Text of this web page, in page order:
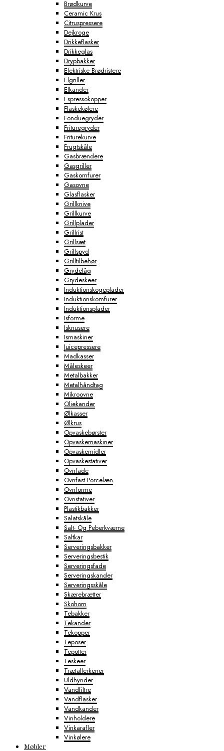
Brødkurve
Ceramic Krus
Citruspressere
Dejkroge
Drikkeflasker
Drikkeglas
Drypbakker
Elektriske Brødristere
Elgriller
Elkander
Espressokopper
Flaskekølere
Fonduegryder
Frituregryder
Friturekurve
Frugtskåle
Gasbrændere
Gasgriller
Gaskomfurer
Gasovne
Glasflasker
Grillknive
Grillkurve
Grillplader
Grillrist
Grillsæt
Grillspyd
Grilltilbehør
Grydelåg
Grydeskeer
Induktionskogeplader
Induktionskomfurer
Induktionsplader
Isforme
Isknusere
Ismaskiner
Juicepressere
Madkasser
Måleskeer
Metalbakker
Metalhåndtag
Mikroovne
Oliekander
Ølkasser
Ølkrus
Opvaskebørster
Opvaskemaskiner
Opvaskemidler
Opvaskestativer
Ovnfade
Ovnfast Porcelæn
Ovnforme
Ovnstativer
Plastikbakker
Salatskåle
Salt- Og Peberkværne
Saltkar
Serveringsbakker
Serveringsbestik
Serveringsfade
Serveringskander
Serveringsskåle
Skærebrætter
Skohorn
Tebakker
Tekander
Tekopper
Teposer
Tepotter
Teskeer
Trætallerkener
Uldhynder
Vandfiltre
Vandflasker
Vandkander
Vinholdere
Vinkarafler
Vinkølere
Møbler